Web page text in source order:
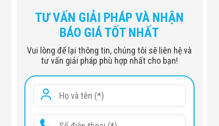
24 tháng
giải
2.0 Megapixel
Camera
theo
loại chip
Camera
TƯ VẤN GIẢI PHÁP VÀ NHẬN
BÁO GIÁ TỐT NHẤT
Vui lòng để lại thông tin, chúng tôi sẽ liên hệ và
tư vấn giải pháp phù hợp nhất cho bạn!